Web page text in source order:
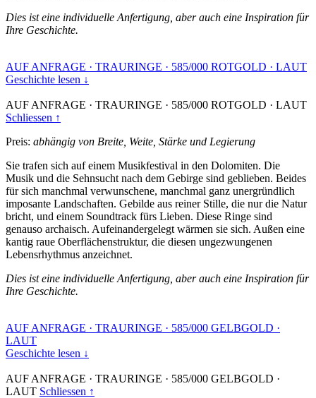
Dies ist eine individuelle Anfertigung, aber auch eine Inspiration für
Ihre Geschichte.
AUF ANFRAGE · TRAURINGE · 585/000 ROTGOLD · LAUT
Geschichte lesen ↓
AUF ANFRAGE · TRAURINGE · 585/000 ROTGOLD · LAUT
Schliessen ↑
Preis: abhängig von Breite, Weite, Stärke und Legierung
Sie trafen sich auf einem Musikfestival in den Dolomiten. Die
Musik und die Sehnsucht nach dem Gebirge sind geblieben. Beides
für sich manchmal verwunschene, manchmal ganz unergründlich
imposante Landschaften. Gebilde aus reiner Stille, die nur die Natur
bricht, und einem Soundtrack fürs Lieben. Diese Ringe sind
genauso archaisch. Aufeinandergelegt wärmen sie sich. Außen eine
kantig raue Oberflächenstruktur, die diesen ungezwungenen
Lebensrhythmus anzeichnet.
Dies ist eine individuelle Anfertigung, aber auch eine Inspiration für
Ihre Geschichte.
AUF ANFRAGE · TRAURINGE · 585/000 GELBGOLD ·
LAUT
Geschichte lesen ↓
AUF ANFRAGE · TRAURINGE · 585/000 GELBGOLD ·
LAUT Schliessen ↑